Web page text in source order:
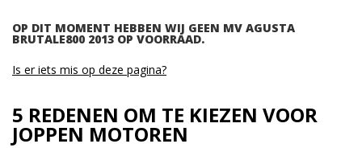
OP DIT MOMENT HEBBEN WIJ GEEN MV AGUSTA
BRUTALE800 2013 OP VOORRAAD.
Is er iets mis op deze pagina?
5 REDENEN OM TE KIEZEN VOOR
JOPPEN MOTOREN